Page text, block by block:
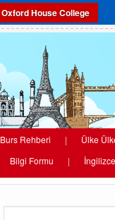
Oxford House College
Burs Rehberi |
Ülke
Bilgi Formu |